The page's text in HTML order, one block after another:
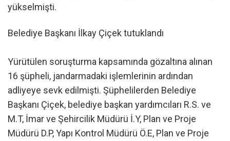
yükselmişti.
Belediye Başkanı İlkay Çiçek tutuklandı
Yürütülen soruşturma kapsamında gözaltına alınan
16 şüpheli, jandarmadaki işlemlerinin ardından
adliyeye sevk edilmişti. Şüphelilerden Belediye
Başkanı Çiçek, belediye başkan yardımcıları R.S. ve
M.T, İmar ve Şehircilik Müdürü İ.Y, Plan ve Proje
Müdürü D.P, Yapı Kontrol Müdürü Ö.E, Plan ve Proje